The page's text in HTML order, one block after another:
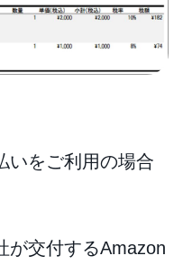
いをご利用の場合
が交付するAmazon